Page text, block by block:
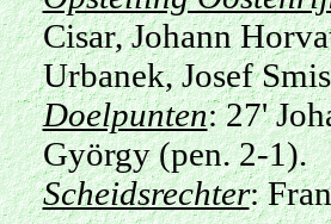
Cisar, Johann
Urbanek, Josef
Doelpunten: 27'
György(pen. 2-1).
Scheidsrechter: